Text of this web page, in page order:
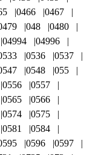
0466
0467
048
0480
04994
04996
0536
0537
0548
055
0556
0557
0565
0566
0574
0575
0581
0584
0596
0597